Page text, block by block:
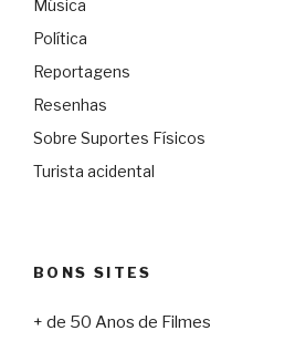
Música
Política
Reportagens
Resenhas
Sobre Suportes Físicos
Turista acidental
BONS SITES
+ de 50 Anos de Filmes